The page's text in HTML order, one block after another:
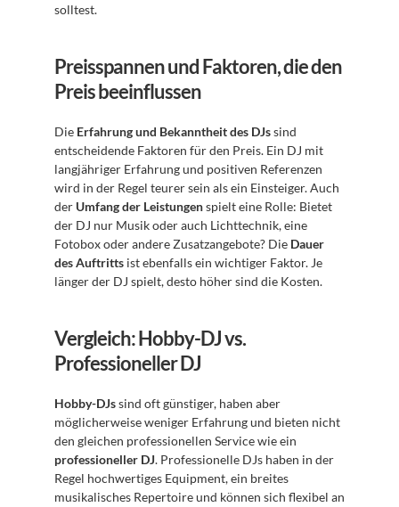
solltest.
Preisspannen und Faktoren, die den
Preis beeinflussen
Die Erfahrung und Bekanntheit des DJs sind
entscheidende Faktoren für den Preis. Ein DJ mit
langjähriger Erfahrung und positiven Referenzen
wird in der Regel teurer sein als ein Einsteiger. Auch
der Umfang der Leistungen spielt eine Rolle: Bietet
der DJ nur Musik oder auch Lichttechnik, eine
Fotobox oder andere Zusatzangebote? Die Dauer
des Auftritts ist ebenfalls ein wichtiger Faktor. Je
länger der DJ spielt, desto höher sind die Kosten.
Vergleich: Hobby-DJ vs.
Professioneller DJ
Hobby-DJs sind oft günstiger, haben aber
möglicherweise weniger Erfahrung und bieten nicht
professioneller DJ. Professionelle DJs haben in der
Regel hochwertiges Equipment, ein breites
musikalisches Repertoire und können sich flexibel an